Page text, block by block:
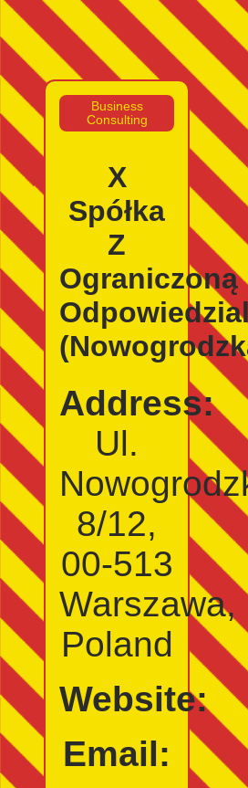
Business
Consulting
X
Spółka
Z
Ograniczoną
Address:
Ul.
8/12,
00‑513
Warszawa,
Poland
Website:
Email: